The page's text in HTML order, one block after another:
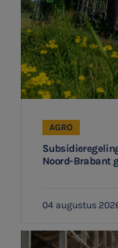
Noord-Brabant
AGRO
04 augustus